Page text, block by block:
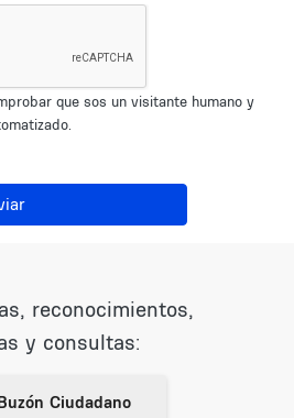
que sos un visitante humano y
reconocimientos,
y consultas: